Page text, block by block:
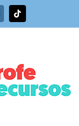
Tiktok